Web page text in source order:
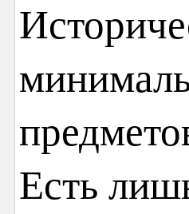
Есть